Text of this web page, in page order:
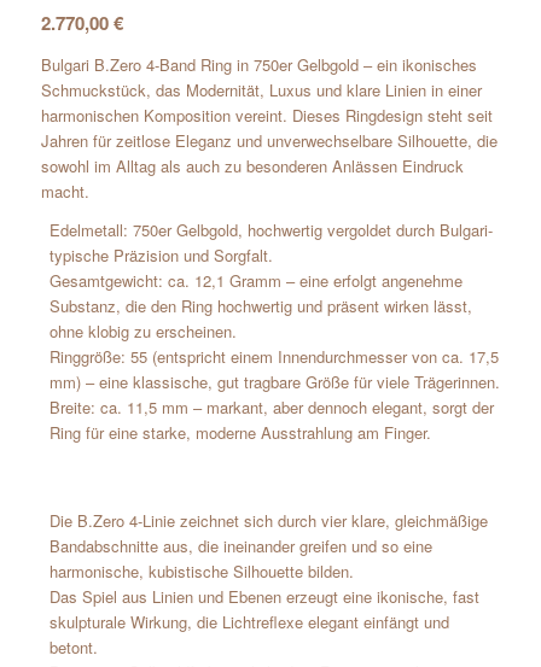
2.770,00€
Bulgari B.Zero 4-Band Ring in 750er Gelbgold – ein ikonisches
Schmuckstück, das Modernität, Luxus und klare Linien in einer
harmonischen Komposition vereint. Dieses Ringdesign steht seit
Jahren für zeitlose Eleganz und unverwechselbare Silhouette, die
sowohl im Alltag als auch zu besonderen Anlässen Eindruck
macht.
Edelmetall: 750er Gelbgold, hochwertig vergoldet durch Bulgari-
typische Präzision und Sorgfalt.
Gesamtgewicht: ca. 12,1 Gramm – eine erfolgt angenehme
Substanz, die den Ring hochwertig und präsent wirken lässt,
ohne klobig zu erscheinen.
Ringgröße: 55 (entspricht einem Innendurchmesser von ca. 17,5
mm) – eine klassische, gut tragbare Größe für viele Trägerinnen.
Breite: ca. 11,5 mm – markant, aber dennoch elegant, sorgt der
Ring für eine starke, moderne Ausstrahlung am Finger.
Die B.Zero 4-Linie zeichnet sich durch vier klare, gleichmäßige
Bandabschnitte aus, die ineinander greifen und so eine
harmonische, kubistische Silhouette bilden.
Das Spiel aus Linien und Ebenen erzeugt eine ikonische, fast
skulpturale Wirkung, die Lichtreflexe elegant einfängt und
betont.